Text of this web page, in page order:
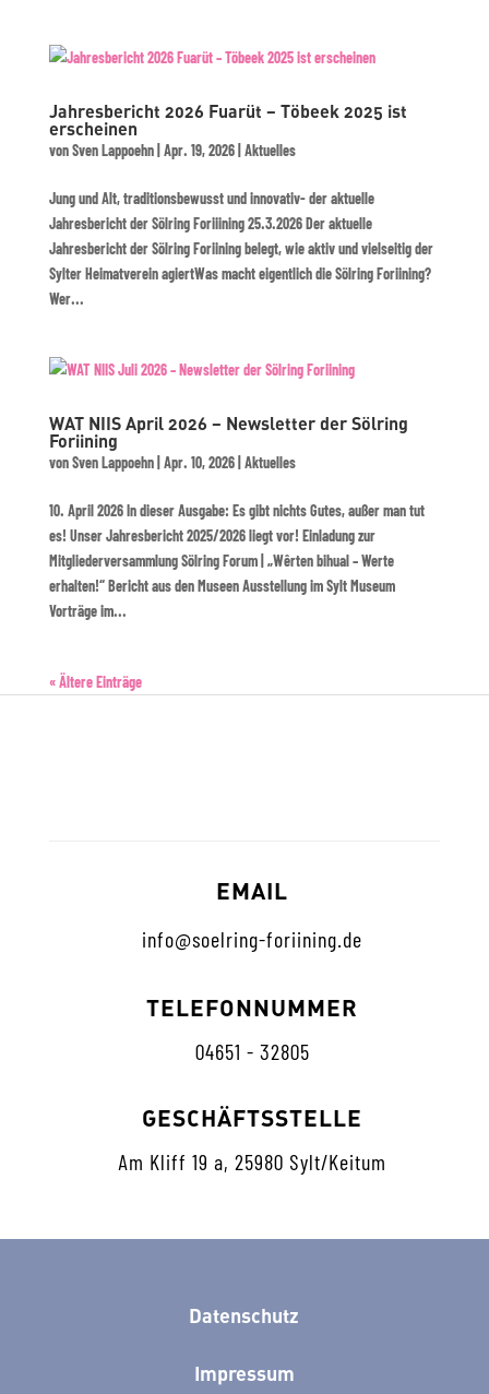
Jahresbericht 2026 Fuarüt – Töbeek 2025 ist
erscheinen
vonSven Lappoehn| Apr. 19, 2026| Aktuelles
Jung und Alt, traditionsbewusst und innovativ- der aktuelle
Jahresbericht der Sölring Foriiining 25.3.2026 Der aktuelle
Jahresbericht der Sölring Foriining belegt, wie aktiv und vielseitig der
Sylter Heimatverein agiertWas macht eigentlich die Sölring Foriining?
Wer...
WAT NIIS April 2026 – Newsletter der Sölring
Foriining
vonSven Lappoehn| Apr. 10, 2026| Aktuelles
10. April 2026 In dieser Ausgabe: Es gibt nichts Gutes, außer man tut
es! Unser Jahresbericht 2025/2026 liegt vor! Einladung zur
Mitgliederversammlung Sölring Forum | „Wêrten bihual – Werte
erhalten!“ Bericht aus den Museen Ausstellung im Sylt Museum
Vorträge im...
« Ältere Einträge
EMAIL
info@soelring-foriining.de
TELEFONNUMMER
04651 - 32805
GESCHÄFTSSTELLE
Am Kliff 19 a, 25980 Sylt/Keitum
Datenschutz
Impressum